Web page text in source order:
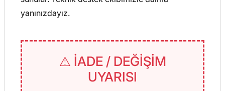
yanınızdayız.
⚠️ İADE / DEĞİŞİM
UYARISI